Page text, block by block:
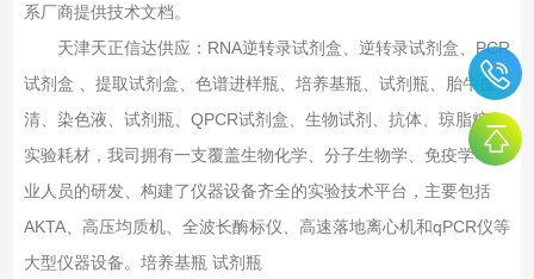
系厂商提供技术文档。
天津天正信达供应：RNA逆转录试剂盒、逆转录试剂盒、PCR
试剂盒 、提取试剂盒、色谱进样瓶、培养基瓶、试剂瓶、胎牛血
清、染色液、试剂瓶、QPCR试剂盒、生物试剂、抗体、琼脂糖、
实验耗材，我司拥有一支覆盖生物化学、分子生物学、免疫学等专
业人员的研发、构建了仪器设备齐全的实验技术平台，主要包括
AKTA、高压均质机、全波长酶标仪、高速落地离心机和qPCR仪等
大型仪器设备。培养基瓶 试剂瓶